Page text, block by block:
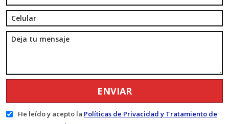
He leído y acepto la Políticas de Privacidad y Tratamiento de